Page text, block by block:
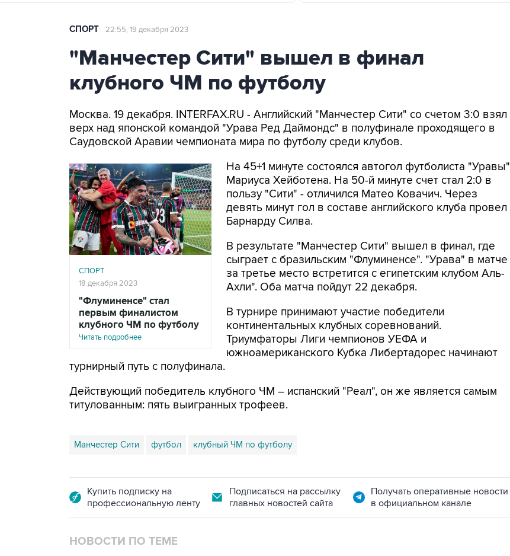
СПОРТ 22:55, 19 декабря 2023
"Манчестер Сити" вышел в финал
клубного ЧМ по футболу
Москва. 19 декабря. INTERFAX.RU - Английский "Манчестер Сити" со счетом 3:0 взял
верх над японской командой "Урава Ред Даймондс" в полуфинале проходящего в
Саудовской Аравии чемпионата мира по футболу среди клубов.
СПОРТ
18 декабря 2023
"Флуминенсе" стал
первым финалистом
клубного ЧМ по футболу
Читать подробнее
На 45+1 минуте состоялся автогол футболиста "Уравы"
Мариуса Хейботена. На 50-й минуте счет стал 2:0 в
пользу "Сити" - отличился Матео Ковачич. Через
девять минут гол в составе английского клуба провел
Барнарду Силва.
В результате "Манчестер Сити" вышел в финал, где
сыграет с бразильским "Флуминенсе". "Урава" в матче
за третье место встретится с египетским клубом Аль-
Ахли". Оба матча пойдут 22 декабря.
В турнире принимают участие победители
континентальных клубных соревнований.
Триумфаторы Лиги чемпионов УЕФА и
южноамериканского Кубка Либертадорес начинают
турнирный путь с полуфинала.
Действующий победитель клубного ЧМ – испанский "Реал", он же является самым
титулованным: пять выигранных трофеев.
Манчестер Сити футбол клубный ЧМ по футболу
Купить подписку на
профессиональную ленту
Подписаться на рассылку
главных новостей сайта
Получать оперативные новости
в официальном канале
НОВОСТИ ПО ТЕМЕ